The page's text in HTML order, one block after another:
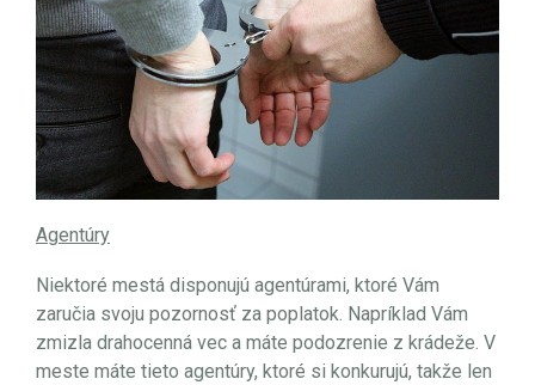
Agentúry
Niektoré mestá disponujú agentúrami, ktoré Vám
zaručia svoju pozornosť za poplatok. Napríklad Vám
zmizla drahocenná vec a máte podozrenie z krádeže. V
meste máte tieto agentúry, ktoré si konkurujú, takže len